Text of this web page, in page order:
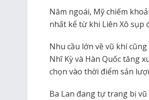
Năm ngoái, Mỹ chiếm
nhất kể từ khi Liên Xô sụp
Nhu cầu lớn về vũ khí
Nhĩ Kỳ và Hàn Quốc tăng
chọn vào thời điểm sản
Ba Lan đang tự trang bị